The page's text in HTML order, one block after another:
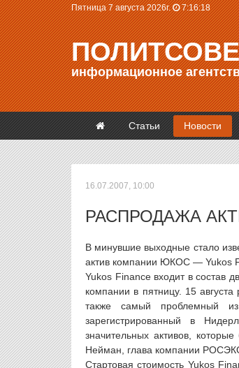
Пятница 7 августа 2026г. 7:16:18
информационное
Статьи Новости
16.07.2007, 10:00
РАСПРОДАЖА
В минувшие выходные стало
актив компании ЮКОС — Yukos
Yukos Finance входит в состав
компании в пятницу. 15
также самый проблемный
зарегистрированный в
значительных активов,
Нейман, глава компании
Стартовая стоимость Yukos